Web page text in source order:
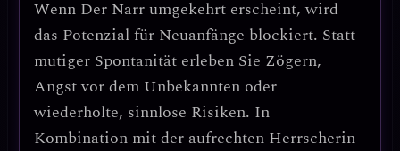
Wenn Der Narr umgekehrt erscheint, wird
das Potenzial für Neuanfänge blockiert. Statt
mutiger Spontanität erleben Sie Zögern,
Angst vor dem Unbekannten oder
wiederholte, sinnlose Risiken. In
Kombination mit der aufrechten Herrscherin